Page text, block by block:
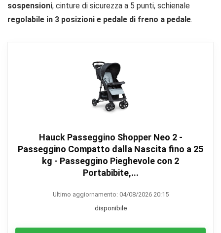
sospensioni, cinture di sicurezza a 5 punti, schienale
regolabile in 3 posizioni e pedale di freno a pedale.
Hauck Passeggino Shopper Neo 2 -
Passeggino Compatto dalla Nascita fino a 25
kg - Passeggino Pieghevole con 2
Portabibite,...
Ultimo aggiornamento: 04/08/2026 20:15
disponibile